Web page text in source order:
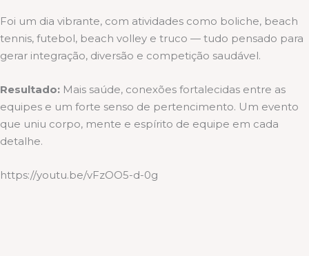
Foi um dia vibrante, com atividades como boliche, beach
tennis, futebol, beach volley e truco — tudo pensado para
gerar integração, diversão e competição saudável.
Resultado: Mais saúde, conexões fortalecidas entre as
equipes e um forte senso de pertencimento. Um evento
que uniu corpo, mente e espírito de equipe em cada
detalhe.
https://youtu.be/vFzOO5-d-0g